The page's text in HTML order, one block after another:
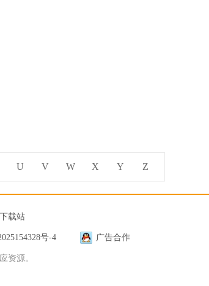
U V W X Y Z
载站
号-4 广告合作
资源。